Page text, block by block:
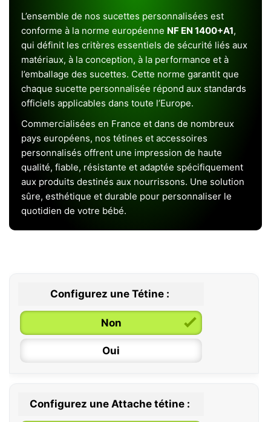
L’ensemble de nos sucettes personnalisées est
conforme à la norme européenne NF EN 1400+A1,
qui définit les critères essentiels de sécurité liés aux
matériaux, à la conception, à la performance et à
l’emballage des sucettes. Cette norme garantit que
chaque sucette personnalisée répond aux standards
officiels applicables dans toute l’Europe.
Commercialisées en France et dans de nombreux
pays européens, nos tétines et accessoires
personnalisés offrent une impression de haute
qualité, fiable, résistante et adaptée spécifiquement
aux produits destinés aux nourrissons. Une solution
sûre, esthétique et durable pour personnaliser le
quotidien de votre bébé.
Configurez une Tétine :
Non
Oui
0 / 6 mois
Configurez une Attache tétine :